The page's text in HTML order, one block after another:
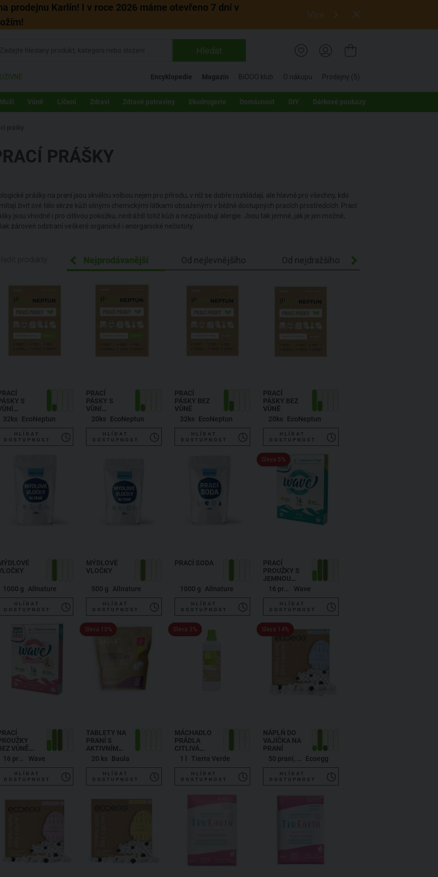
prodejnu Karlín! I v roce 2026 máme otevřeno 7 dní v
Více
Hledat
Encyklopedie Magazín BiOOO klub O nákupu Prodejny (5)
Muži Vůně Líčení Zdraví Zdravé potraviny Ekodrogerie Domácnost DIY Dárkové poukazy
prášky
PRÁŠKY
prášky na praní jsou skvělou volbou nejen pro přírodu, v níž se dobře rozkládají, ale hlavně pro všechny, kdo
živit své tělo skrze kůži silnými chemickými látkami obsaženými v běžně dostupných pracích prostředcích. Prací
jsou vhodné i pro citlivou pokožku, nedráždí totiž kůži a nezpůsobují alergie. Jsou tak jemné, jak je jen možné,
zároveň odstraní veškeré organické i anorganické nečistoty.
Nejprodávanější Od nejlevnějšího Od nejdražšího
S
LUČNÍHO
32ks EcoNeptun
HLÍDAT
DOSTUPNOST
PRACÍ
PÁSKY S
VŮNÍ
LUČNÍHO
20ks EcoNeptun
HLÍDAT
DOSTUPNOST
PRACÍ
PÁSKY BEZ
VŮNĚ
32ks
EcoNeptun
HLÍDAT
DOSTUPNOST
PRACÍ
PÁSKY BEZ
VŮNĚ
20ks
EcoNeptun
HLÍDAT
DOSTUPNOST
1000 g Allnature
HLÍDAT
DOSTUPNOST
MÝDLOVÉ
VLOČKY
500 g Allnature
HLÍDAT
DOSTUPNOST
PRACÍ SODA
1000 g Allnature
HLÍDAT
DOSTUPNOST
Sleva 5%
PRACÍ
PROUŽKY S
JEMNOU
VŮNÍ KLASIK
NA 16 PRANÍ
16 praní Wave
HLÍDAT
DOSTUPNOST
VŮNĚ
SENSITIVE
NA 16 PRANÍ
16 praní Wave
HLÍDAT
DOSTUPNOST
Sleva 10%
TABLETY NA
PRANÍ S
AKTIVNÍM
KYSLÍKEM
20 ks Baula
HLÍDAT
DOSTUPNOST
Sleva 3%
MÁCHADLO
PRÁDLA
CITLIVÁ
POKOŽKA
1 l Tierra Verde
HLÍDAT
DOSTUPNOST
Sleva 14%
NÁPLŇ DO
VAJÍČKA NA
PRANÍ
50 praní, bavlna
Ecoegg
HLÍDAT
DOSTUPNOST